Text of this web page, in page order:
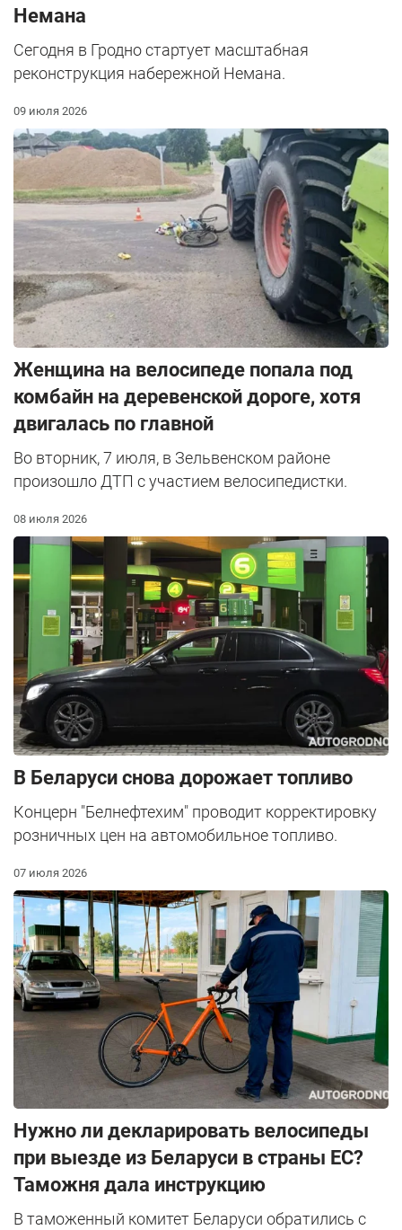
Немана
Сегодня в Гродно стартует масштабная
реконструкция набережной Немана.
09 июля 2026
Женщина на велосипеде попала под
комбайн на деревенской дороге, хотя
двигалась по главной
Во вторник, 7 июля, в Зельвенском районе
произошло ДТП с участием велосипедистки.
08 июля 2026
В Беларуси снова дорожает топливо
Концерн "Белнефтехим" проводит корректировку
розничных цен на автомобильное топливо.
07 июля 2026
Нужно ли декларировать велосипеды
при выезде из Беларуси в страны ЕС?
Таможня дала инструкцию
В таможенный комитет Беларуси обратились с